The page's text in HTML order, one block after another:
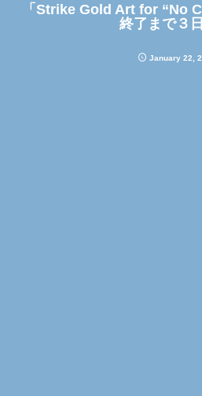
「Strike Gold Art for “No
終了まで３日
January 22